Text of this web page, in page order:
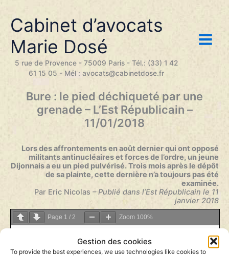
Gestion des cookies
To provide the best experiences, we use technologies like cookies to
contenu
Cabinet d’avocats
Marie Dosé
5 rue de Provence - 75009 Paris - Tél.: (33) 1 42
61 15 05 - Mél : avocats@cabinetdose.fr
Bure : le pied déchiqueté par une
grenade – L’Est Républicain –
11/01/2018
Lors des affrontements en août dernier qui ont opposé
militants antinucléaires et forces de l’ordre, un jeune
Dijonnais a eu un pied pulvérisé. Trois mois après le dépôt
de sa plainte, cette dernière n’a toujours pas été
examinée.
Par Eric Nicolas – Publié dans l’Est Républicain le 11
janvier 2018
Page 1 / 2 Zoom 100%